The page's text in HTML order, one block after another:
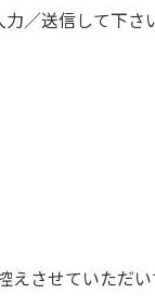
／送信して下さ
させていただい